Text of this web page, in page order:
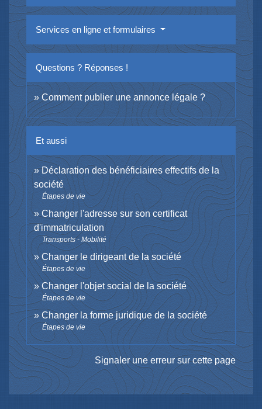
Services en ligne et formulaires
Questions ? Réponses !
Comment publier une annonce légale ?
Et aussi
Déclaration des bénéficiaires effectifs de la
société
Étapes de vie
Changer l'adresse sur son certificat
d'immatriculation
Transports - Mobilité
Changer le dirigeant de la société
Étapes de vie
Changer l'objet social de la société
Étapes de vie
Changer la forme juridique de la société
Étapes de vie
Signaler une erreur sur cette page